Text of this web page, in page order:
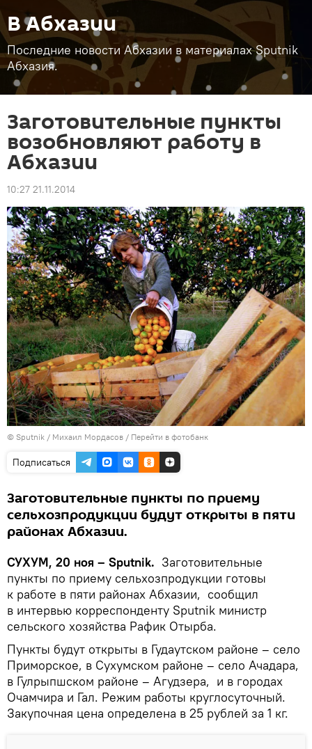
В Абхазии
Последние новости Абхазии в материалах Sputnik
Абхазия.
Заготовительные пункты
возобновляют работу в
Абхазии
10:27 21.11.2014
© Sputnik / Михаил Мордасов / Перейти в фотобанк
Подписаться
Заготовительные пункты по приему
сельхозпродукции будут открыты в пяти
районах Абхазии.
СУХУМ, 20 ноя – Sputnik. Заготовительные
пункты по приему сельхозпродукции готовы
к работе в пяти районах Абхазии, сообщил
в интервью корреспонденту Sputnik министр
сельского хозяйства Рафик Отырба.
Пункты будут открыты в Гудаутском районе – село
Приморское, в Сухумском районе – село Ачадара,
в Гулрыпшском районе – Агудзера, и в городах
Очамчира и Гал. Режим работы круглосуточный.
Закупочная цена определена в 25 рублей за 1 кг.